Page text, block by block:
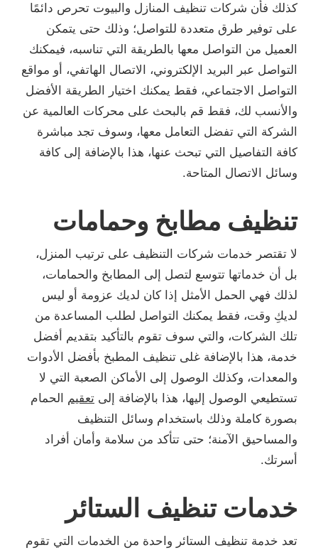
كذلك فأن شركات تنظيف المنازل والبيوت تحرص دائمًا
على توفير طرق متعددة للتواصل؛ وذلك حتى يتمكن
العميل من التواصل معها بالطريقة التي تناسبه، فيمكنك
التواصل عبر البريد الإلكتروني، الاتصال الهاتفي، أو مواقع
التواصل الاجتماعي، فقط يمكنك اختيار الطريقة الأفضل
والأنسب لك، فقط قم بالبحث على محركات العالمية عن
الشركة التي تفضل التعامل معها، وسوف تجد مباشرة
كافة التفاصيل التي تبحث عنها، هذا بالإضافة إلى كافة
وسائل الاتصال المتاحة.
تنظيف مطابخ وحمامات
لا تقتصر خدمات شركات التنظيف على ترتيب المنزل،
بل أن خدماتها تتوسع لتصل إلى المطابخ والحمامات،
لذلك فهي الحمل الأمثل إذا كان لديك عزومة أو ليس
لديكِ وقت، فقط يمكنك التواصل لطلب المساعدة من
تلك الشركات، والتي سوف تقوم بالتأكيد بتقديم أفضل
خدمة، هذا بالإضافة غلى تنظيف المطبخ بأفضل الأدوات
والمعدات، وكذلك الوصول إلى الأماكن الصعبة التي لا
تستطيعي الوصول إليها، هذا بالإضافة إلى تعقيم الحمام
بصورة كاملة وذلك باستخدام وسائل التنظيف
والمساحيق الآمنة؛ حتى تتأكد من سلامة وأمان أفراد
أسرتك.
خدمات تنظيف الستائر
تعد خدمة تنظيف الستائر واحدة من الخدمات التي تقوم